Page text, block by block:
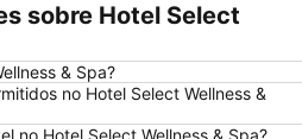
sobre Hotel Select
& Spa?
no Hotel Select Wellness &
no Hotel Select Wellness & Spa?